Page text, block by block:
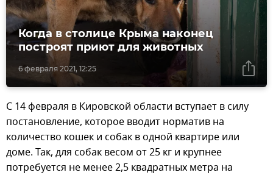
6 февраля 2021, 12:25
Когда в столице Крыма наконец
построят приют для животных
С 14 февраля в Кировской области вступает в силу
постановление, которое вводит норматив на
количество кошек и собак в одной квартире или
доме. Так, для собак весом от 25 кг и крупнее
потребуется не менее 2,5 квадратных метра на